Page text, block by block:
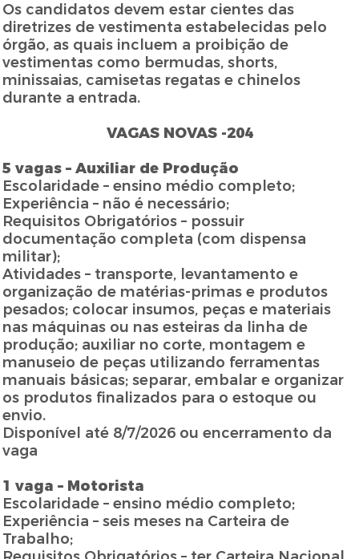
Os candidatos devem estar cientes das
diretrizes de vestimenta estabelecidas pelo
órgão, as quais incluem a proibição de
vestimentas como bermudas, shorts,
minissaias, camisetas regatas e chinelos
durante a entrada.
VAGAS NOVAS -204
5 vagas – Auxiliar de Produção
Escolaridade – ensino médio completo;
Experiência – não é necessário;
Requisitos Obrigatórios – possuir
documentação completa (com dispensa
militar);
Atividades – transporte, levantamento e
organização de matérias-primas e produtos
pesados; colocar insumos, peças e materiais
nas máquinas ou nas esteiras da linha de
produção; auxiliar no corte, montagem e
manuseio de peças utilizando ferramentas
manuais básicas; separar, embalar e organizar
os produtos finalizados para o estoque ou
envio.
Disponível até 8/7/2026 ou encerramento da
vaga
1 vaga – Motorista
Escolaridade – ensino médio completo;
Experiência – seis meses na Carteira de
Trabalho;